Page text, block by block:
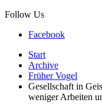
Follow Us
Facebook
Start
Archive
Früher Vogel
Gesellschaft in
weniger Arbeiten